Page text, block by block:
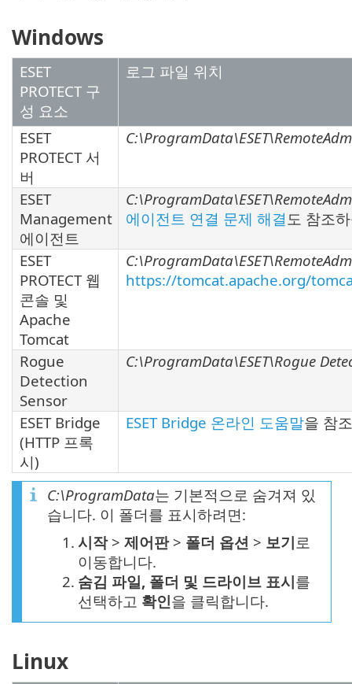
Windows
ESET
PROTECT 구
성 요소
로그 파일 위치
ESET
PROTECT 서
버
ESET
Management
에이전트
에이전트 연결 문제 해결도 참조
ESET
PROTECT 웹
콘솔 및
Apache
Tomcat
https://tomcat.apache.org/
Rogue
Detection
Sensor
C:\ProgramData\ESET\Rogue
ESET Bridge
(HTTP 프록
시)
ESET Bridge 온라인 도움말을 참
C:\ProgramData는 기본적으로 숨겨져 있
습니다. 이 폴더를 표시하려면:
1. 시작> 제어판> 폴더 옵션 > 보기로
이동합니다.
2. 숨김 파일, 폴더 및 드라이브 표시를
선택하고 확인을 클릭합니다.
Linux